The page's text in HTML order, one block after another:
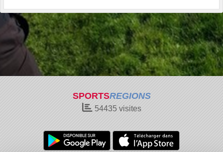
SPORTSREGIONS
54435visites